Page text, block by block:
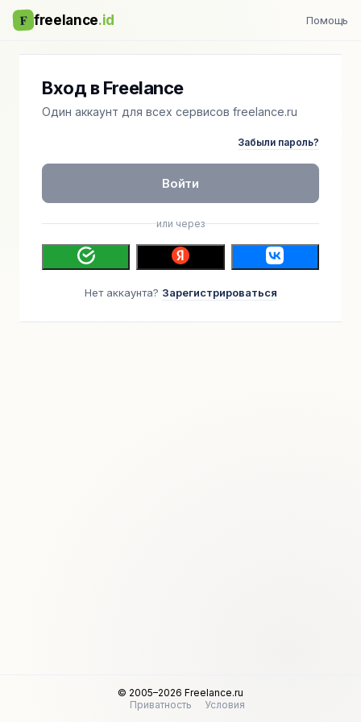
F freelance.id Помощь
Вход в Freelance
Один аккаунт для всех сервисов freelance.ru
Забыли пароль?
Войти
или через
Нет аккаунта? Зарегистрироваться
© 2005–2026 Freelance.ru
Приватность
Условия